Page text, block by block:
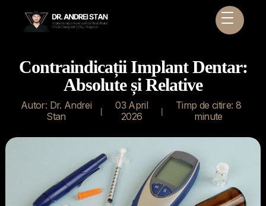
Contraindicații Implant Dentar:
Absolute și Relative
Autor: Dr. Andrei
Stan
|
03 April
2026
|
Timp de citire: 8
minute